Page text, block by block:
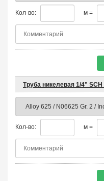
Кол-во: м =
Труба никелевая 1/4"
Кол-во: м =